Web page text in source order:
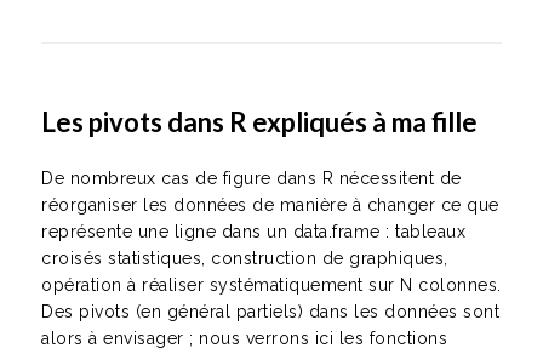
Les pivots dans R expliqués à ma fille
De nombreux cas de figure dans R nécessitent de
réorganiser les données de manière à changer ce que
représente une ligne dans un data.frame : tableaux
croisés statistiques, construction de graphiques,
opération à réaliser systématiquement sur N colonnes.
Des pivots (en général partiels) dans les données sont
alors à envisager ; nous verrons ici les fonctions